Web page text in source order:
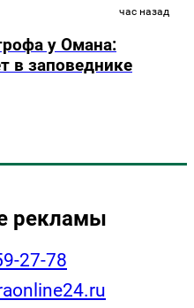
час назад
у Омана:
в заповеднике
рекламы
27-78